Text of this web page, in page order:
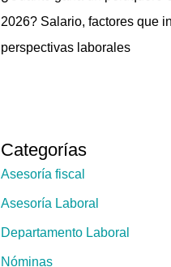
2026? Salario, factores que
perspectivas laborales
Categorías
Asesoría fiscal
Asesoría Laboral
Departamento Laboral
Nóminas